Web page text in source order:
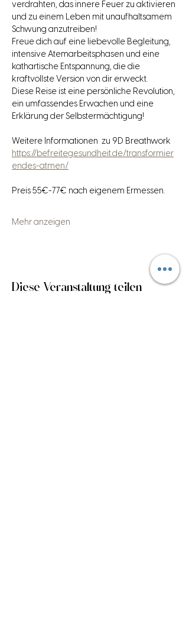
verdrahten, das innere Feuer zu aktivieren
und zu einem Leben mit unaufhaltsamem
Schwung anzutreiben!
Freue dich auf eine liebevolle Begleitung,
intensive Atemarbeitsphasen und eine
kathartische Entspannung, die die
kraftvollste Version von dir erweckt.
Diese Reise ist eine persönliche Revolution,
ein umfassendes Erwachen und eine
Erklärung der Selbstermächtigung!
Weitere Informationen  zu 9D Breathwork
https://befreitegesundheit.de/transformier
endes-atmen/
Preis 55€-77€ nach eigenem Ermessen.
Mehr anzeigen
Diese Veranstaltung teilen